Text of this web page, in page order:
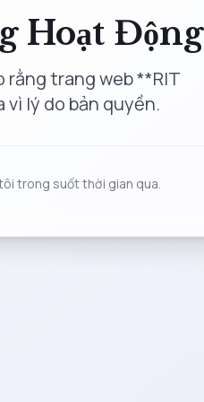
Hoạt Động
trang web **RIT
lý do bản quyền.
trong suốt thời gian qua.